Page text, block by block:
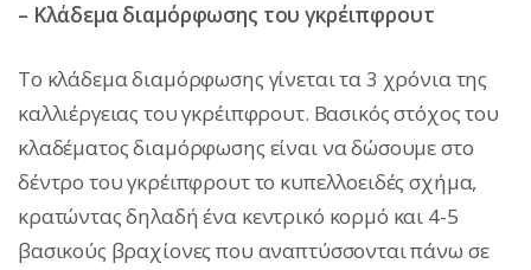
– Κλάδεμα διαμόρφωσης του γκρέιπφρουτ
Το κλάδεμα διαμόρφωσης γίνεται τα 3 χρόνια της
καλλιέργειας του γκρέιπφρουτ. Βασικός στόχος του
κλαδέματος διαμόρφωσης είναι να δώσουμε στο
δέντρο του γκρέιπφρουτ το κυπελλοειδές σχήμα,
κρατώντας δηλαδή ένα κεντρικό κορμό και 4-5
βασικούς βραχίονες που αναπτύσσονται πάνω σε